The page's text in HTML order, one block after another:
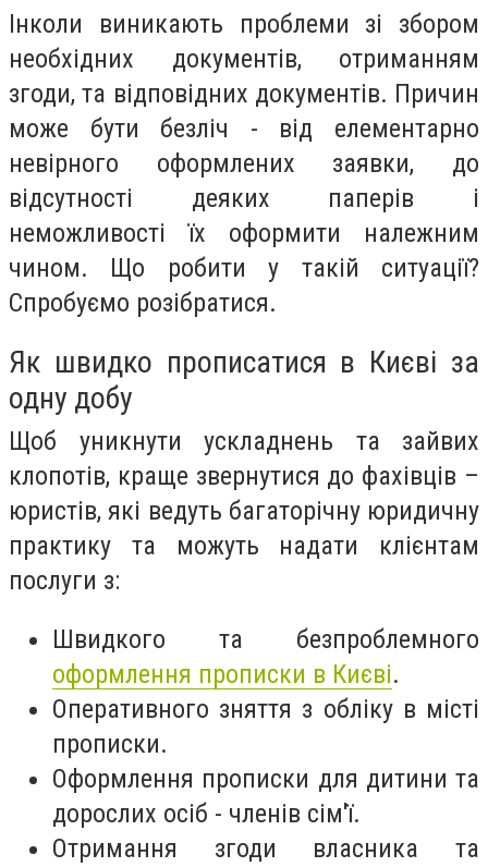
Інколи виникають проблеми зі збором
необхідних документів, отриманням
згоди, та відповідних документів. Причин
може бути безліч - від елементарно
невірного оформлених заявки, до
відсутності деяких паперів і
неможливості їх оформити належним
чином. Що робити у такій ситуації?
Спробуємо розібратися.
Як швидко прописатися в Києві за
одну добу
Щоб уникнути ускладнень та зайвих
клопотів, краще звернутися до фахівців –
юристів, які ведуть багаторічну юридичну
практику та можуть надати клієнтам
послуги з:
Швидкого та безпроблемного
оформлення прописки в Києві.
Оперативного зняття з обліку в місті
прописки.
Оформлення прописки для дитини та
дорослих осіб - членів сім'ї.
Отримання згоди власника та